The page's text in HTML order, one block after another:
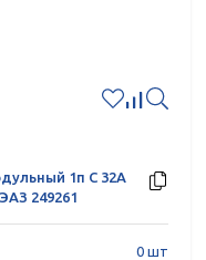
1п C 32А
249261
0 шт